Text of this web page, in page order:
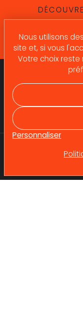
Nous utilisons
site et, si vous
Votre choix
Personnaliser
Expertises
Références
Recrutement
Actualités